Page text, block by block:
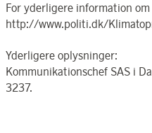
For yderligere information
http://www.politi.dk/
Yderligere oplysninger:
Kommunikationschef SAS i
3237.